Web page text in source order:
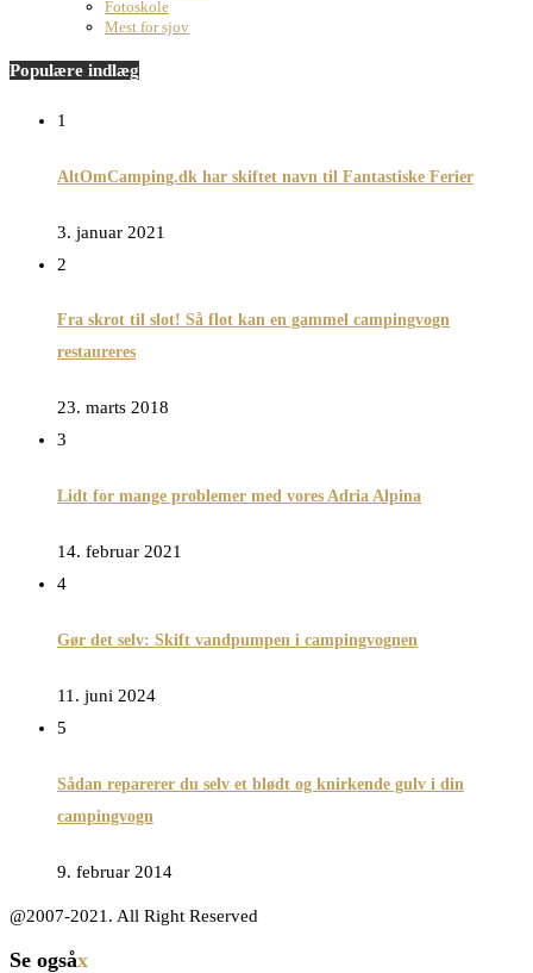
Fotoskole
Mest for sjov
Populære indlæg
1
AltOmCamping.dk har skiftet navn til Fantastiske Ferier
3. januar 2021
2
Fra skrot til slot! Så flot kan en gammel campingvogn
restaureres
23. marts 2018
3
Lidt for mange problemer med vores Adria Alpina
14. februar 2021
4
Gør det selv: Skift vandpumpen i campingvognen
11. juni 2024
5
Sådan reparerer du selv et blødt og knirkende gulv i din
campingvogn
9. februar 2014
@2007-2021. All Right Reserved
Se ogsåx